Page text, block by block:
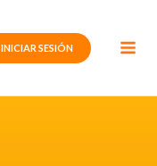
INICIAR SESIÓN